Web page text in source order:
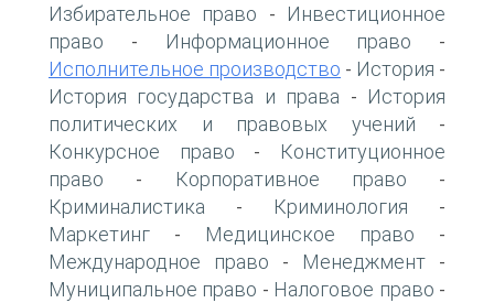
Избирательное право -
Инвестиционное
право - Информационное право -
Исполнительное производство - История -
История государства и права -
История
политических и правовых учений -
Конкурсное право -
Конституционное
право - Корпоративное право -
Криминалистика - Криминология -
Маркетинг - Медицинское право -
Международное право - Менеджмент -
Муниципальное право - Налоговое право -